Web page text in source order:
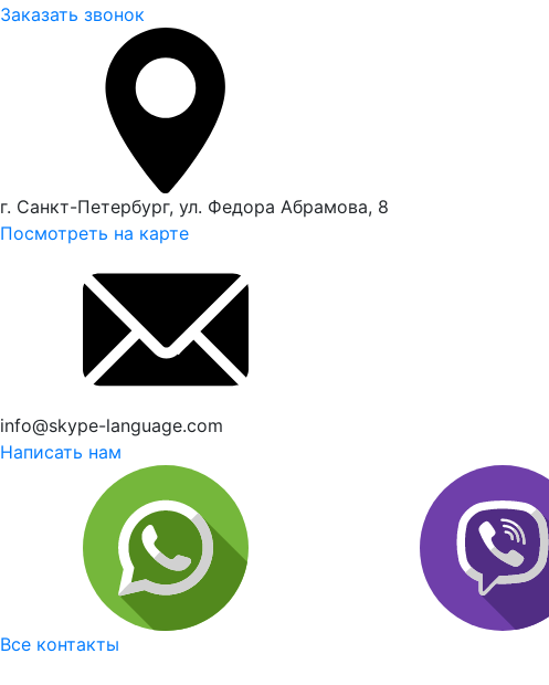
Заказать звонок
г. Санкт-Петербург, ул. Федора Абрамова, 8
Посмотреть на карте
info@skype-language.com
Написать нам
Все контакты